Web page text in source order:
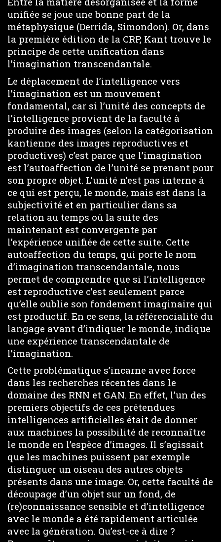
unifiée se joue une bonne part de la
métaphysique (Derrida, Simondon). Or, dans
la première édition de la CRP, Kant trouve le
principe de cette unification dans
l’imagination transcendantale.
Le déplacement de l’intelligence vers
l’imagination est un mouvement
fondamental, car si l’unité des concepts de
l’intelligence provient de la faculté à
produire des images (selon la catégorisation
kantienne des images reproductives et
productives) c’est parce que l’imagination
est l’autoaffection de l’unité se prenant pour
son propre objet. L’unité n’est pas interne à
ce qui est perçu, le monde, mais est dans la
subjectivité et en particulier dans sa
relation au temps où la suite des
maintenant est convergente par
l’expérience unifiée de cette suite. Cette
autoaffection du temps, qui porte le nom
d’imagination transcendantale, nous
permet de comprendre que si l’intelligence
est reproductive c’est seulement parce
qu’elle oublie son fondement imaginaire qui
est productif. En ce sens, la référencialité du
langage avant d’indiquer le monde, indique
une expérience transcendantale de
l’imagination.
Cette problématique s’incarne avec force
dans les recherches récentes dans le
domaine des RNN et GAN. En effet, l’un des
premiers objectifs de ces prétendues
intelligences artificielles était de donner
aux machines la possibilité de reconnaître
le monde en l’espèce d’images. Il s’agissait
que les machines puissent par exemple
distinguer un oiseau des autres objets
présents dans une image. Or, cette faculté de
découpage d’un objet sur un fond, de
(re)connaissance sensible et d’intelligence
avec le monde a été rapidement articulée
avec la génération. Qu’est-ce à dire ?